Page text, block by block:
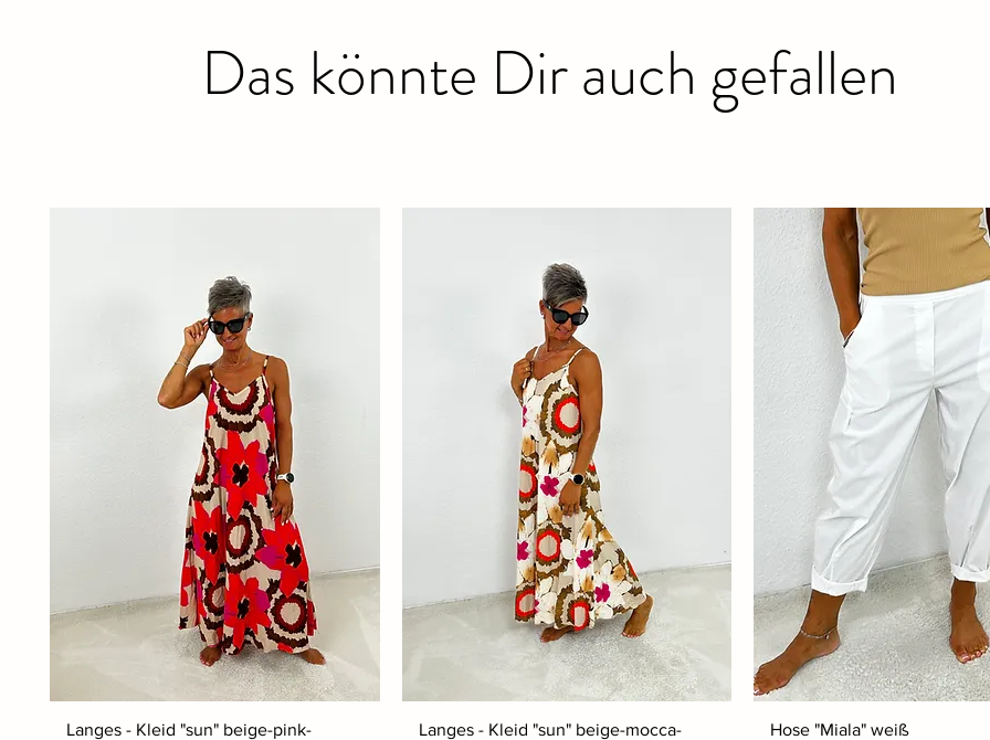
Das könnte Dir auch gefallen
Langes - Kleid "sun" beige-pink- Langes - Kleid "sun" beige-mocca- Hose "Miala" weiß